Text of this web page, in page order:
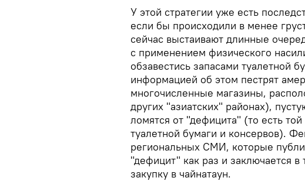
У этой стратегии уже есть
если бы происходили в менее
сейчас выстаивают длинные
с применением физического
обзавестись запасами туалетной
информацией об этом пестрят
многочисленные магазины,
других "азиатских" районах),
ломятся от "дефицита" (то есть
туалетной бумаги и консервов).
региональных СМИ, которые
"дефицит" как раз и заключается в
закупку в чайнатаун.